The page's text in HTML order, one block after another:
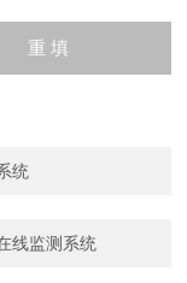
统
线监测系统